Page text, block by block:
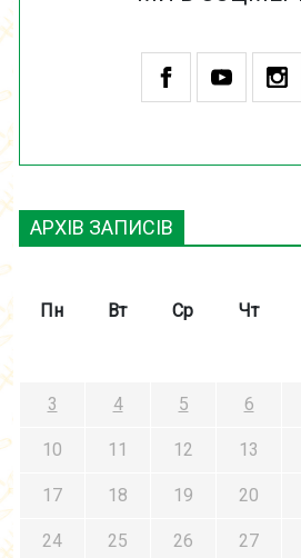
АРХІВ ЗАПИСІВ
Пн Вт Ср Чт
3 4 5 6
10 11 12 13
17 18 19 20
24 25 26 27